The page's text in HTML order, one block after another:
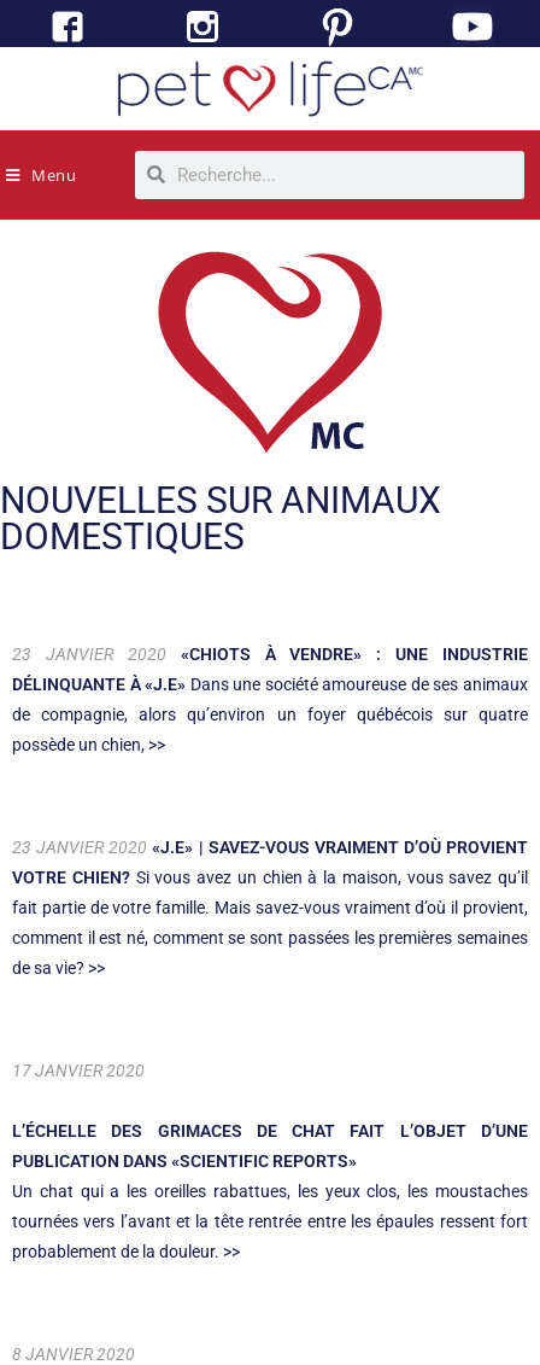
Menu
NOUVELLES SUR ANIMAUX
DOMESTIQUES
23 JANVIER 2020
«CHIOTS À VENDRE» : UNE INDUSTRIE
DÉLINQUANTE À «J.E» Dans une société amoureuse de ses animaux
de compagnie, alors qu’environ un foyer québécois sur quatre
possède un chien, >>
23 JANVIER 2020 «J.E» | SAVEZ-VOUS VRAIMENT D’OÙ PROVIENT
VOTRE CHIEN? Si vous avez un chien à la maison, vous savez qu’il
fait partie de votre famille. Mais savez-vous vraiment d’où il provient,
comment il est né, comment se sont passées les premières semaines
de sa vie? >>
17 JANVIER 2020
L’ÉCHELLE DES GRIMACES DE CHAT FAIT L’OBJET D’UNE
PUBLICATION DANS «SCIENTIFIC REPORTS»
Un chat qui a les oreilles rabattues, les yeux clos, les moustaches
tournées vers l’avant et la tête rentrée entre les épaules ressent fort
probablement de la douleur. >>
8 JANVIER 2020